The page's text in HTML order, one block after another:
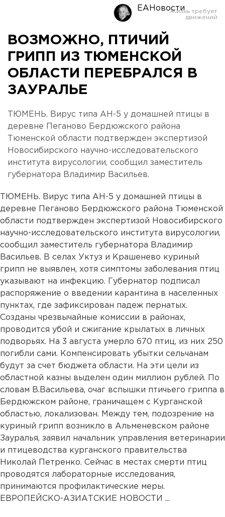
ЕАНовости
ВОЗМОЖНО, ПТИЧИЙ
ГРИПП ИЗ ТЮМЕНСКОЙ
ОБЛАСТИ ПЕРЕБРАЛСЯ В
ЗАУРАЛЬЕ
ТЮМЕНЬ. Вирус типа АН-5 у домашней птицы в
деревне Пеганово Бердюжского района
Тюменской области подтвержден экспертизой
Новосибирского научно-исследовательского
института вирусологии, сообщил заместитель
губернатора Владимир Васильев.
ТЮМЕНЬ. Вирус типа АН-5 у домашней птицы в
деревне Пеганово Бердюжского района Тюменской
области подтвержден экспертизой Новосибирского
научно-исследовательского института вирусологии,
сообщил заместитель губернатора Владимир
Васильев. В селах Уктуз и Крашенево куриный
грипп не выявлен, хотя симптомы заболевания птиц
указывают на инфекцию. Губернатор подписал
распоряжение о введении карантина в населенных
пунктах, где зафиксирован падеж пернатых.
Созданы чрезвычайные комиссии в районах,
проводится убой и сжигание крылатых в личных
подворьях. На 3 августа умерло 670 птиц, из них 250
погибли сами. Компенсировать убытки сельчанам
будут за счет бюджета области. На эти цели из
областной казны выделен один миллион рублей. По
словам В.Васильева, очаг вспышки птичьего гриппа в
Бердюжском районе, граничащем с Курганской
областью, локализован. Между тем, подозрение на
куриный грипп возникло в Альменевском районе
Зауралья, заявил начальник управления ветеринарии
и птицеводства курганского правительства
Николай Петренко. Сейчас в местах смерти птиц
проводятся лабораторные исследования,
принимаются профилактические меры.
ЕВРОПЕЙСКО-АЗИАТСКИЕ НОВОСТИ ...